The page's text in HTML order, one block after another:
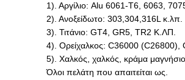
1). Αργίλιο: Alu 6061-T6, 6063,
2). Ανοξείδωτο: 303,304,316L κ.λπ.
3). Τιτάνιο: GT4, GR5, TR2 Κ.ΛΠ.
4). Ορείχαλκος: C36000
5). Χαλκός, χαλκός, κράμα
Όλοι πελάτη που απαιτείται ως.